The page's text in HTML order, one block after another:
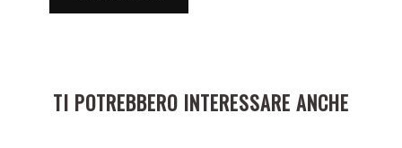
TI POTREBBERO INTERESSARE ANCHE